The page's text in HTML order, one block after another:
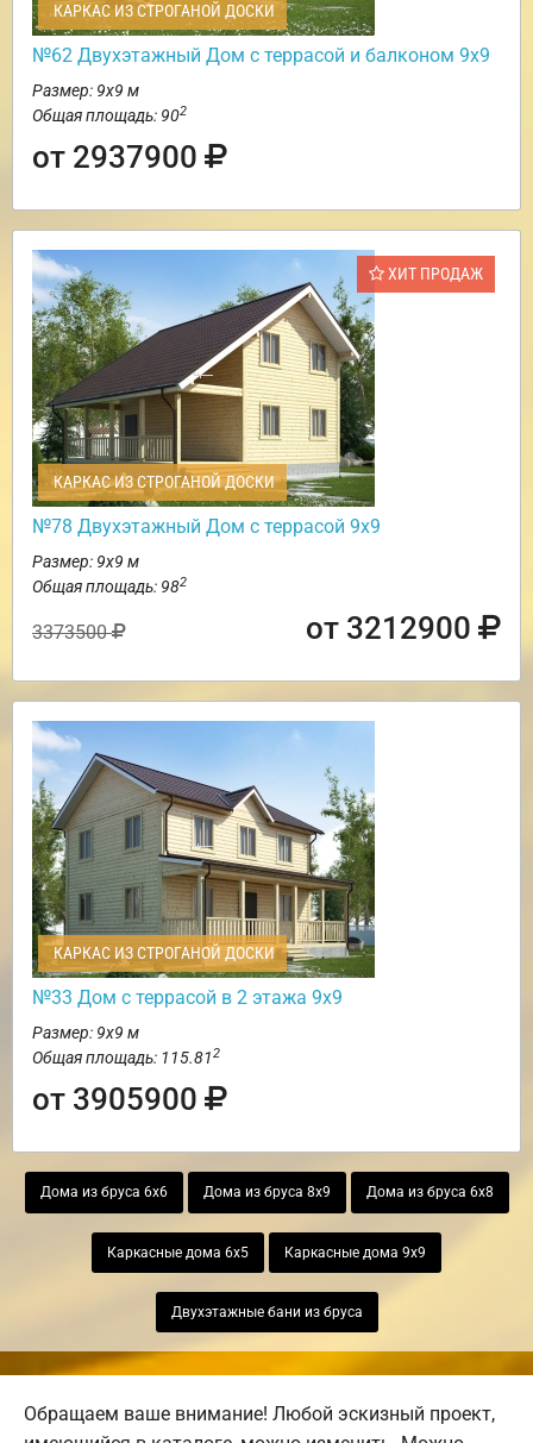
КАРКАС ИЗ СТРОГАНОЙ ДОСКИ
№62 Двухэтажный Дом с террасой и балконом 9х9
Размер: 9х9 м
Общая площадь: 902
от 2937900
ХИТ ПРОДАЖ
КАРКАС ИЗ СТРОГАНОЙ ДОСКИ
№78 Двухэтажный Дом с террасой 9х9
Размер: 9х9 м
Общая площадь: 982
3373500 от 3212900
КАРКАС ИЗ СТРОГАНОЙ ДОСКИ
№33 Дом с террасой в 2 этажа 9х9
Размер: 9х9 м
Общая площадь: 115.812
от 3905900
Дома из бруса 6х6 Дома из бруса 8х9 Дома из бруса 6х8
Каркасные дома 6х5 Каркасные дома 9х9
Двухэтажные бани из бруса
Обращаем ваше внимание! Любой эскизный проект,